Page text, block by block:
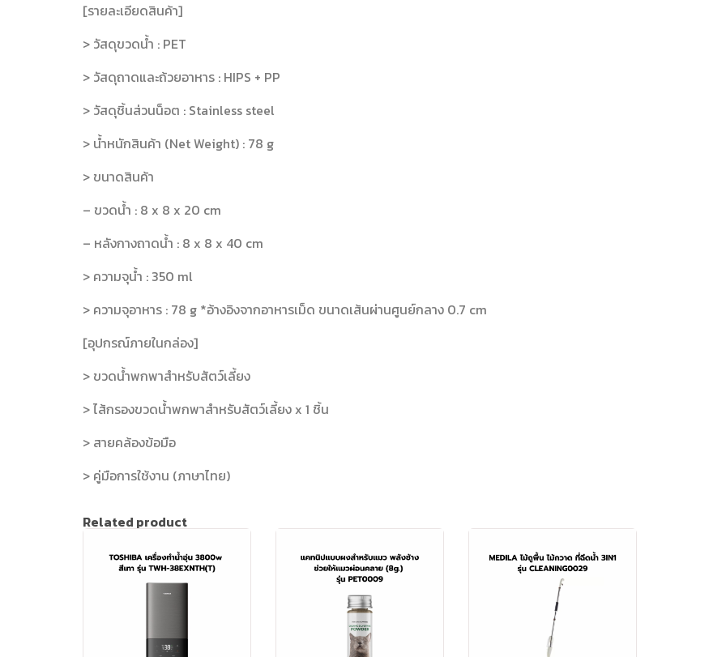
[รายละเอียดสินค้า]
> วัสดุขวดน้ำ : PET
> วัสดุถาดและถ้วยอาหาร : HIPS + PP
> วัสดุชิ้นส่วนน็อต : Stainless steel
> น้ำหนักสินค้า (Net Weight) : 78 g
> ขนาดสินค้า
– ขวดน้ำ : 8 x 8 x 20 cm
– หลังกางถาดน้ำ : 8 x 8 x 40 cm
> ความจุน้ำ : 350 ml
> ความจุอาหาร : 78 g *อ้างอิงจากอาหารเม็ด ขนาดเส้นผ่านศูนย์กลาง 0.7 cm
[อุปกรณ์ภายในกล่อง]
> ขวดน้ำพกพาสำหรับสัตว์เลี้ยง
> ไส้กรองขวดน้ำพกพาสำหรับสัตว์เลี้ยง x 1 ชิ้น
> สายคล้องข้อมือ
> คู่มือการใช้งาน (ภาษาไทย)
Related product